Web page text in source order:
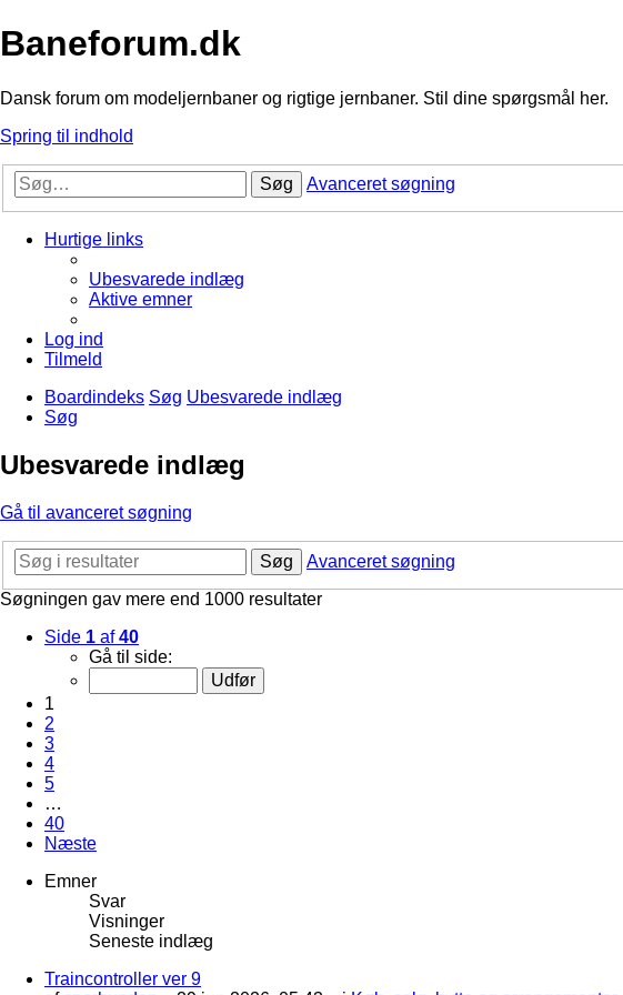
Baneforum.dk
Dansk forum om modeljernbaner og rigtige jernbaner. Stil dine spørgsmål her.
Spring til indhold
Søg Avanceret søgning
Hurtige links
Ubesvarede indlæg
Aktive emner
Log ind
Tilmeld
Boardindeks Søg Ubesvarede indlæg
Søg
Ubesvarede indlæg
Gå til avanceret søgning
Søg
Avanceret søgning
Søgningen gav mere end 1000 resultater
Side 1 af40
Gå til side:
1
2
3
4
5
…
40
Næste
Emner
Svar
Visninger
Seneste indlæg
Traincontroller ver 9